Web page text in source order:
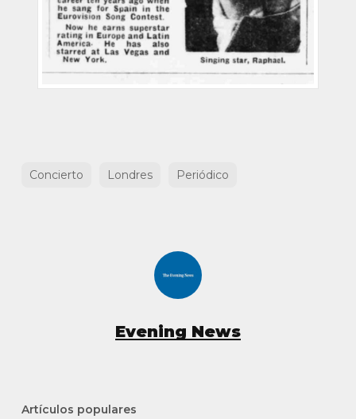
Concierto Londres Periódico
Evening News
Artículos populares